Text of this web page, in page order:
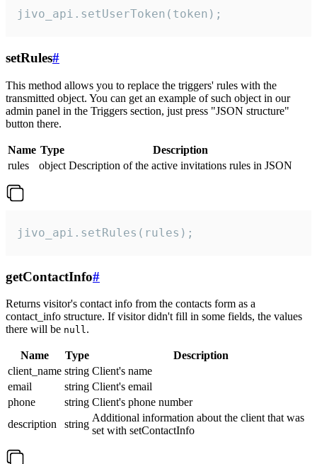
jivo_api.setUserToken(token);
setRules#
This method allows you to replace the triggers' rules with the
transmitted object. You can get an example of such object in our
admin panel in the Triggers section, just press "JSON structure"
button there.
Name Type
Description
rules
object Description of the active invitations rules in JSON
jivo_api.setRules(rules);
getContactInfo#
Returns visitor's contact info from the contacts form as a
contact_info structure. If visitor didn't fill in some fields, the values
there will be null.
Name Type
Description
client_name string Client's name
email
string Client's email
phone
string Client's phone number
description
string
Additional information about the client that was
set with setContactInfo